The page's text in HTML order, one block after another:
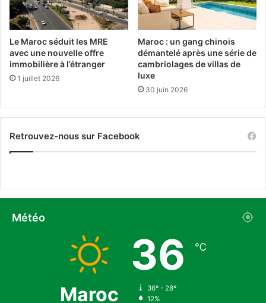
Le Maroc séduit les MRE
avec une nouvelle offre
immobilière à l’étranger
1 juillet 2026
Maroc : un gang chinois
démantelé après une série de
cambriolages de villas de
luxe
30 juin 2026
Retrouvez-nous sur Facebook
Météo
Maroc
36 ℃
36º - 28º
12%